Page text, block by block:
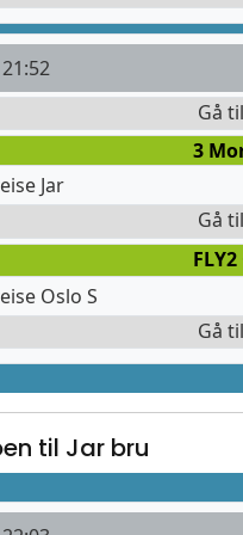
21:52
Gå
3
Jar
Gå
Oslo S
Gå
til Jar bru